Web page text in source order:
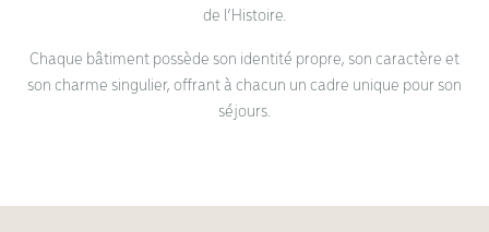
de l’Histoire.
Chaque bâtiment possède son identité propre, son caractère et
son charme singulier, offrant à chacun un cadre unique pour son
séjours.